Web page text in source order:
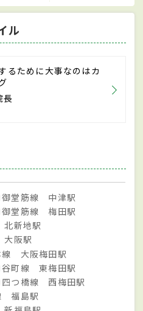
ル
るために大事なのはカ
長
御堂筋線 中津駅
御堂筋線 梅田駅
新地駅
阪駅
線 大阪梅田駅
谷町線 東梅田駅
四つ橋線 西梅田駅
福島駅